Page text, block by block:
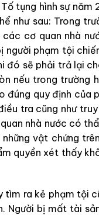
tụng hình sự năm
như sau: Trong
các cơ quan nhà
người phạm tội
đó sẽ phải trả lại
nếu trong trường
đúng quy định của
tra cũng như
nhà nước có
vật chứng
quyền xét thấy
ra kẻ phạm tội
Người bị mất tài